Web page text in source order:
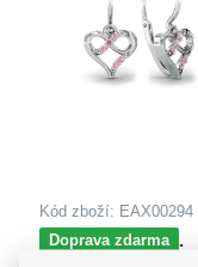
Kód zboží: EAX00294
Doprava zdarma
MOISS dětské